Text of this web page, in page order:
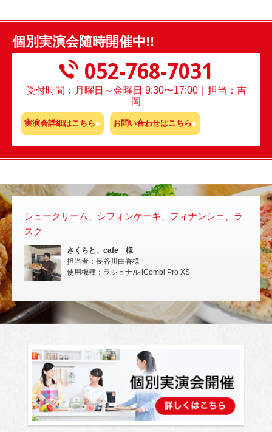
個別実演会随時開催中!!
052-768-7031
受付時間：月曜日～金曜日 9:30〜17:00｜担当：吉
岡
実演会詳細はこちら お問い合わせはこちら
シュークリーム、シフォンケーキ、フィナンシェ、ラ
スク
さくらと。cafe 様
担当者：長谷川由香様
使用機種：ラショナル iCombi Pro XS
スチコ
いない